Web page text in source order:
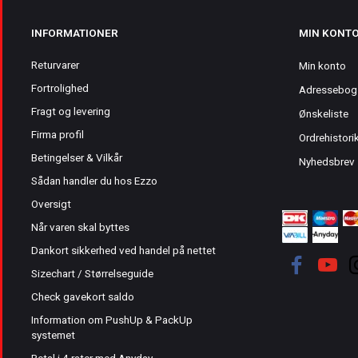
INFORMATIONER
Returvarer
Fortrolighed
Fragt og levering
Firma profil
Betingelser & Vilkår
Sådan handler du hos Ezzo
Oversigt
Når varen skal byttes
Dankort sikkerhed ved handel på nettet
Sizechart / Størrelseguide
Check gavekort saldo
Information om PushUp & PackUp
systemet
MIN
Min konto
Adressebog
Ønskeliste
Nyhedsbrev